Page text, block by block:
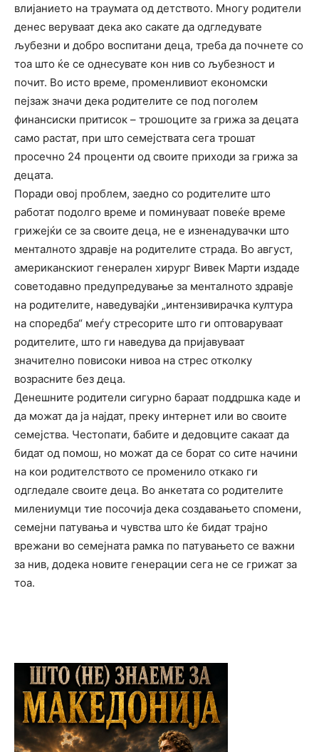
влијанието на траумата од детството. Многу родители
денес веруваат дека ако сакате да одгледувате
љубезни и добро воспитани деца, треба да почнете со
тоа што ќе се однесувате кон нив со љубезност и
почит. Во исто време, променливиот економски
пејзаж значи дека родителите се под поголем
финансиски притисок – трошоците за грижа за децата
само растат, при што семејствата сега трошат
просечно 24 проценти од своите приходи за грижа за
децата.
Поради овој проблем, заедно со родителите што
работат подолго време и поминуваат повеќе време
грижејќи се за своите деца, не е изненадувачки што
менталното здравје на родителите страда. Во август,
американскиот генерален хирург Вивек Марти издаде
советодавно предупредување за менталното здравје
на родителите, наведувајќи „интензивирачка култура
на споредба“ меѓу стресорите што ги оптоваруваат
родителите, што ги наведува да пријавуваат
значително повисоки нивоа на стрес отколку
возрасните без деца.
Денешните родители сигурно бараат поддршка каде и
да можат да ја најдат, преку интернет или во своите
семејства. Честопати, бабите и дедовците сакаат да
бидат од помош, но можат да се борат со сите начини
на кои родителството се променило откако ги
одгледале своите деца. Во анкетата со родителите
милениумци тие посочија дека создавањето спомени,
семејни патувања и чувства што ќе бидат трајно
врежани во семејната рамка по патувањето се важни
за нив, додека новите генерации сега не се грижат за
тоа.